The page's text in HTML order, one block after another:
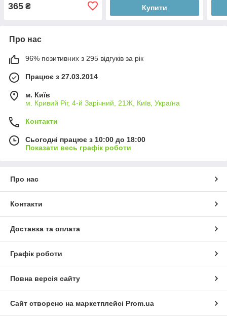
365 ₴ Купити
Про нас
96% позитивних з 295 відгуків за рік
Працює з 27.03.2014
м. Київ
м. Кривий Ріг, 4-й Зарічний, 21Ж, Київ, Україна
Контакти
Сьогодні працює з 10:00 до 18:00
Показати весь графік роботи
Про нас
Контакти
Доставка та оплата
Графік роботи
Повна версія сайту
Сайт створено на маркетплейсі Prom.ua